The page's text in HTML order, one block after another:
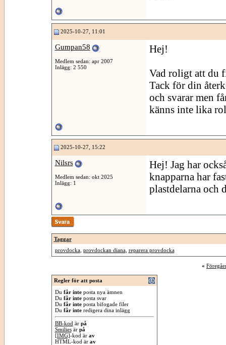
2025-10-27, 11:01
Gumpan58
Medlem sedan: apr 2007
Inlägg: 2 550
Hej!
Vad roligt att du
Tack för din
och svarar men
känns inte lika
2025-10-27, 15:22
Nilsrs
Medlem sedan: okt 2025
Inlägg: 1
Hej! Jag har
knapparna har
plastdelarna och
Taggar
provdocka, provdockan diana, reparera provdocka
«
Regler för att posta
Du får inteposta nya ämnen
Du får inteposta svar
Du får inteposta bifogade filer
Du får interedigera dina inlägg
BB-kod är på
Smiliesär på
[IMG]-kod är av
HTML-kod är av